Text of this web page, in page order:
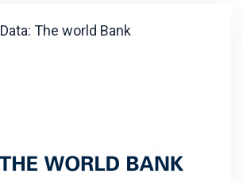
Data: The world Bank